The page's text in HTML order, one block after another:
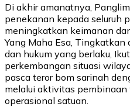
Di akhir amanatnya,
penekanan kepada seluruh
meningkatkan keimanan
Yang Maha Esa, Tingkatkan
dan hukum yang berlaku,
perkembangan situasi
pasca teror bom sarinah
melalui aktivitas
operasional satuan.